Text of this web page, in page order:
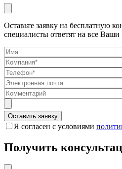
Оставьте заявку на бесплатную
специалисты ответят на все
Я согласен с условиями
Получить